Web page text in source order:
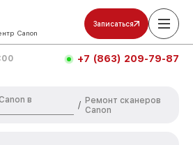
Canon
Записаться
+7 (863) 209-79-87
в
/ Ремонт сканеров
Canon